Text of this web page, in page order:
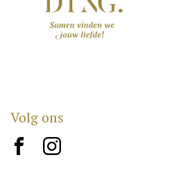
Volg ons
brand10 brand12